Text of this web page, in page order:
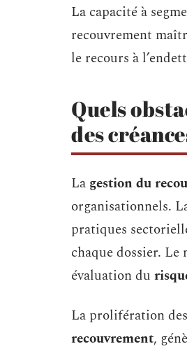
La capacité à
recouvrement
le recours à
Quels
des
La gestion du
organisationnels.
pratiques
chaque dossier. Le
évaluation du
La prolifération
recouvrement,